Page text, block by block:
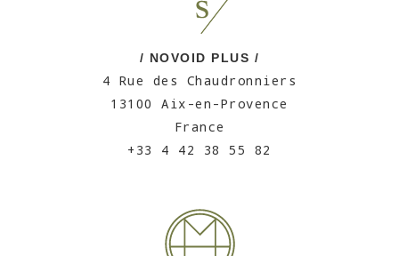
/ NOVOID PLUS /
4 Rue des Chaudronniers
13100 Aix-en-Provence
France
+33 4 42 38 55 82